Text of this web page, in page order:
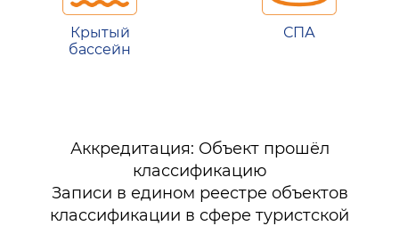
Крытый
бассейн
СПА
Аккредитация: Объект прошёл
классификацию
Записи в едином реестре объектов
классификации в сфере туристской